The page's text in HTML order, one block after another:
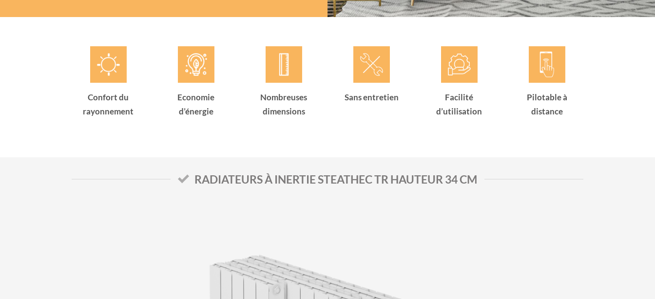
Confort du
rayonnement
Economie
d’énergie
Nombreuses
dimensions
Sans entretien
Facilité
d’utilisation
Pilotable à
distance
RADIATEURS À INERTIE STEATHEC TR HAUTEUR 34 CM